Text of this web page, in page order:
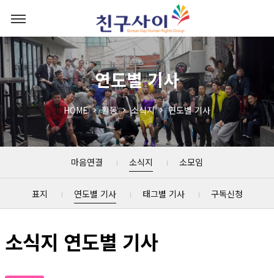
연도별 기사
HOME 활동 소식지 연도별 기사
마음연결 소식지 소모임
표지 연도별 기사 태그별 기사 구독신청
소식지 연도별 기사